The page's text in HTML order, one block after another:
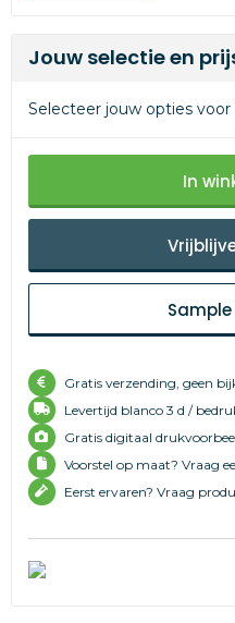
Jouw selectie en
Selecteer jouw opties voor
In
Gratis verzending, geen
Levertijd blanco 3 d /
Gratis digitaal
Voorstel op maat? Vraag
Eerst ervaren? Vraag